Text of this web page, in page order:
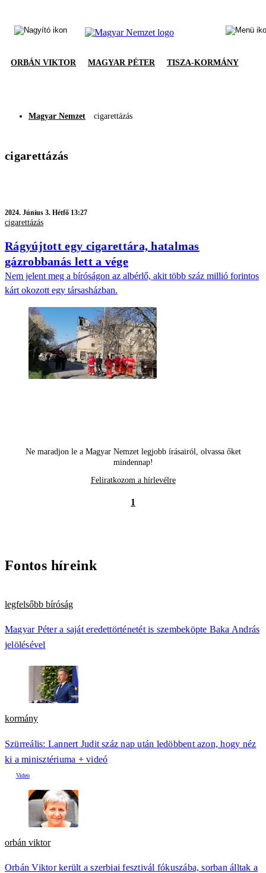
ORBÁN VIKTOR MAGYAR PÉTER TISZA-KORMÁNY
Magyar Nemzet cigarettázás
cigarettázás
2024. Június 3. Hétfő 13:27
cigarettázás
Rágyújtott egy cigarettára, hatalmas
gázrobbanás lett a vége
Nem jelent meg a bíróságon az albérlő, akit több száz millió forintos
kárt okozott egy társasházban.
Ne maradjon le a Magyar Nemzet legjobb írásairól, olvassa őket
mindennap!
Feliratkozom a hírlevélre
1
Fontos híreink
legfelsőbb bíróság
Magyar Péter a saját eredettörténetét is szembeköpte Baka András
jelölésével
kormány
Szürreális: Lannert Judit száz nap után ledöbbent azon, hogy néz
ki a minisztériuma + videó
orbán viktor
Orbán Viktor került a szerbiai fesztivál fókuszába, sorban álltak a